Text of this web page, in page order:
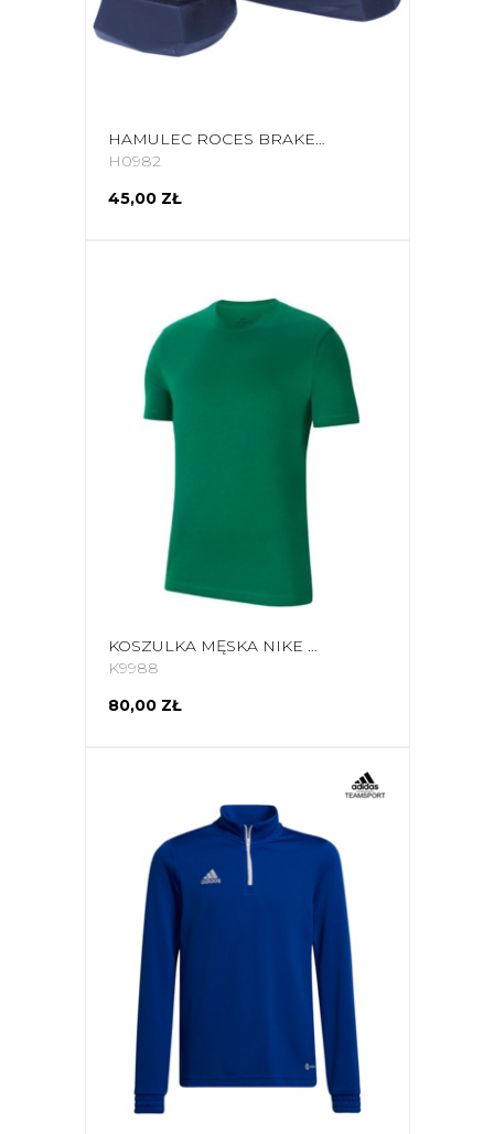
HAMULEC ROCES BRAKE JOOKEY KOMPLET DO ROZ.M/L CZARNY 20495
H0982
45,00 ZŁ
KOSZULKA MĘSKA NIKE PARK ZIELONA CZ0881 302
K9988
80,00 ZŁ